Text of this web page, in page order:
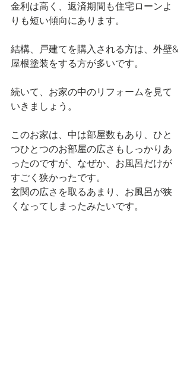
金利は高く、返済期間も住宅ローンよ
りも短い傾向にあります。
結構、戸建てを購入される方は、外壁&
屋根塗装をする方が多いです。
続いて、お家の中のリフォームを見て
いきましょう。
このお家は、中は部屋数もあり、ひと
つひとつのお部屋の広さもしっかりあ
ったのですが、なぜか、お風呂だけが
すごく狭かったです。
玄関の広さを取るあまり、お風呂が狭
くなってしまったみたいです。